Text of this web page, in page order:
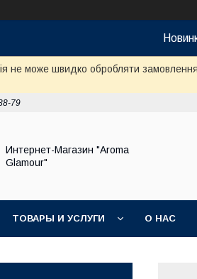
не може швидко обробляти
79
Интернет-Магазин "Aroma
Glamour"
ТОВАРЫ И УСЛУГИ О НАС